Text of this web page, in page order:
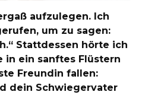
aufzulegen. Ich
um zu sagen:
Stattdessen hörte ich
in ein sanftes Flüstern
Freundin fallen:
dein Schwiegervater